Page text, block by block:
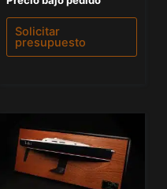
con
0
deSolicitar
presupuesto